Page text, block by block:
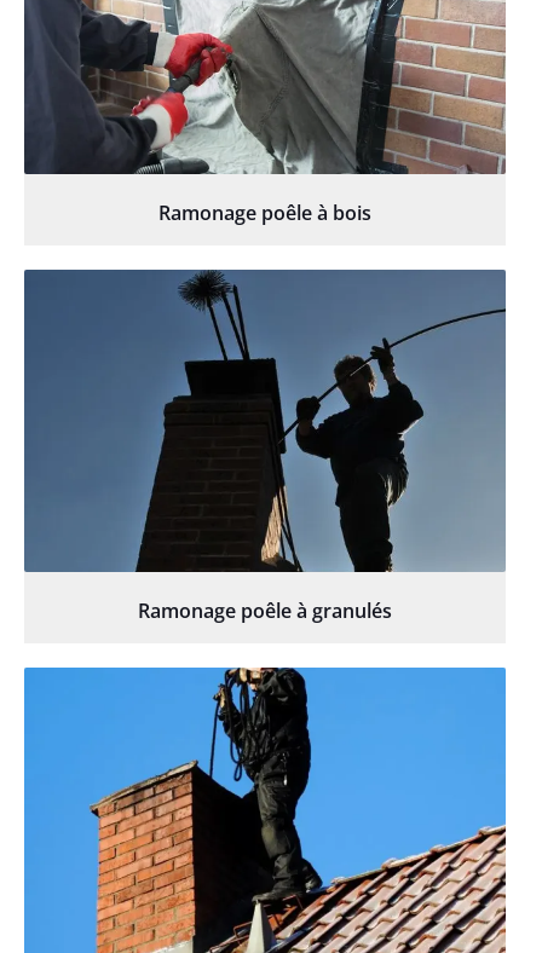
Ramonage poêle à bois
Ramonage poêle à granulés